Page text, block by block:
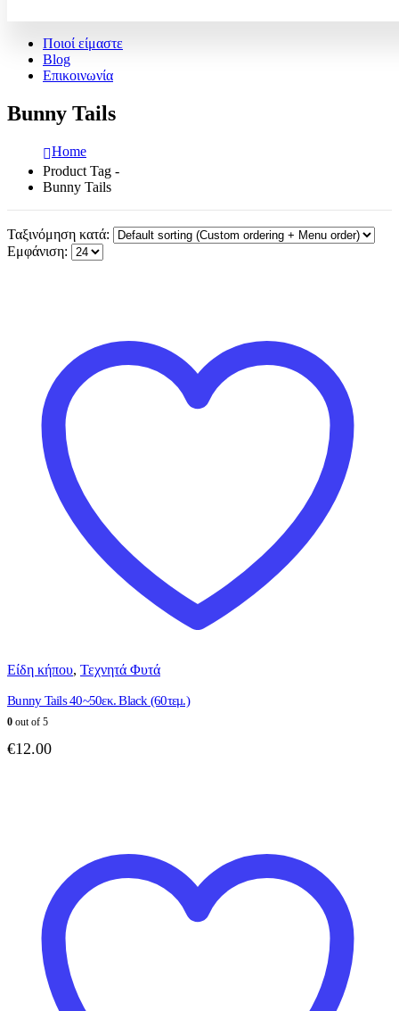
Ποιοί είμαστε
Blog
Επικοινωνία
Bunny Tails
Home
Product Tag -
Bunny Tails
Ταξινόμηση κατά:
Εμφάνιση:
Είδη κήπου, Τεχνητά Φυτά
Bunny Tails 40~50εκ. Black (60τεμ.)
0 out of 5
€12.00